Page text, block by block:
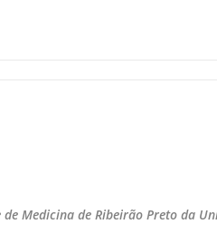
Medicina de Ribeirão Preto da